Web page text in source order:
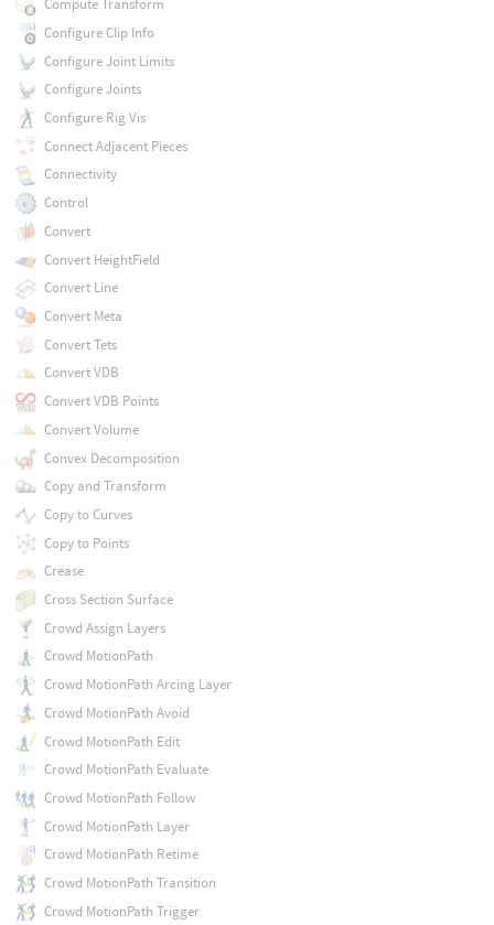
Compute Transform
Configure Clip Info
Configure Joint Limits
Configure Joints
Configure Rig Vis
Connect Adjacent Pieces
Connectivity
Control
Convert
Convert HeightField
Convert Line
Convert Meta
Convert Tets
Convert VDB
Convert VDB Points
Convert Volume
Convex Decomposition
Copy and Transform
Copy to Curves
Copy to Points
Crease
Cross Section Surface
Crowd Assign Layers
Crowd MotionPath
Crowd MotionPath Arcing Layer
Crowd MotionPath Avoid
Crowd MotionPath Edit
Crowd MotionPath Evaluate
Crowd MotionPath Follow
Crowd MotionPath Layer
Crowd MotionPath Retime
Crowd MotionPath Transition
Crowd MotionPath Trigger